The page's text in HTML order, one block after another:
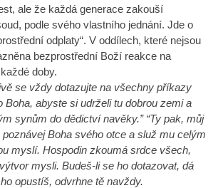
ale že každá generace zakouší
podle svého vlastního jednání. Jde o
odplaty“. V oddílech, které nejsou
bezprostřední Boží reakce na
doby.
se vždy dotazujte na všechny příkazy
Boha, abyste si udrželi tu dobrou zemi a
synům do dědictví navěky.” “Ty pak, můj
Boha svého otce a služ mu celým
myslí. Hospodin zkoumá srdce všech,
mysli. Budeš-li se ho dotazovat, dá
opustíš, odvrhne tě navždy.